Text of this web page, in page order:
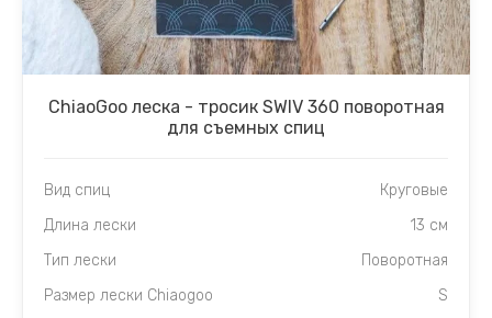
ChiaoGoo леска - тросик SWIV 360 поворотная
для съемных спиц
Вид спиц
Круговые
Длина лески
13 см
Тип лески
Поворотная
Размер лески Chiaogoo
S